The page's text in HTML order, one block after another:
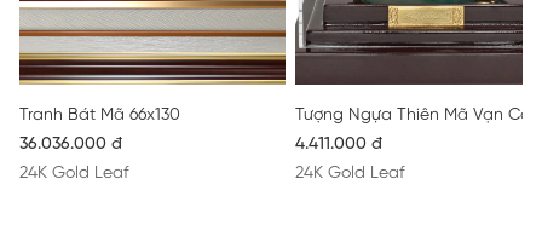
Tranh Bát Mã 66x130
36.036.000 đ
24K Gold Leaf
Tượng Ngựa Thiên Mã Vạn Cát
4.411.000 đ
24K Gold Leaf